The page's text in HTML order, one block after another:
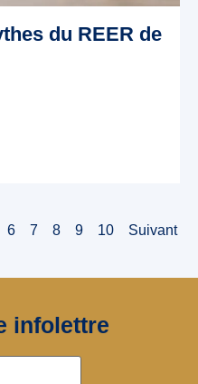
du REER de
6 7 8 9 10 Suivant
infolettre